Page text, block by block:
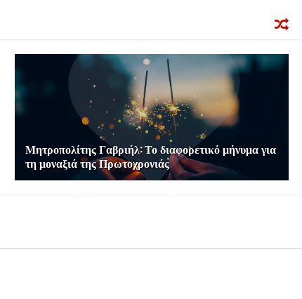
Μητροπολίτης Γαβριήλ: Το διαφορετικό μήνυμα για
τη μοναξιά της Πρωτοχρονιάς